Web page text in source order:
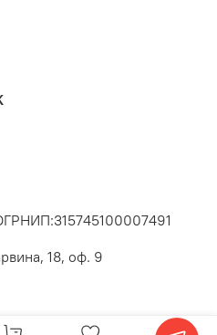
18, оф. 9